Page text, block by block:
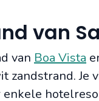
van
van Boa Vista
zandstrand. Je
enkele